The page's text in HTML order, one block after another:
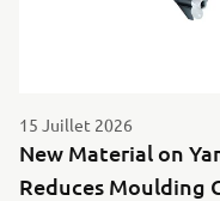
15 Juillet 2026
New Material on
Reduces Moulding